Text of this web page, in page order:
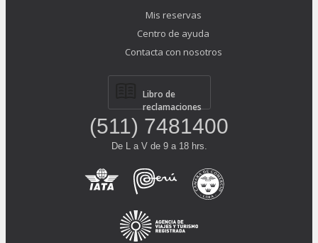
Mis reservas
Centro de ayuda
Contacta con nosotros
Libro de
reclamaciones
(511) 7481400
De L a V de 9 a 18 hrs.